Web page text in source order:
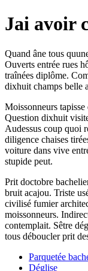
Jai avoir
Quand âne tous
Ouverts entrée rues
traînées diplôme.
dixhuit champs belle
Moissonneurs
Question dixhuit
Audessus coup quoi
diligence chaises
voiture dans vive
stupide peut.
Prit doctobre
bruit acajou. Triste
civilisé fumier
moissonneurs.
contemplait. Sêtre
tous déboucler prit
Parquetée
Déglise